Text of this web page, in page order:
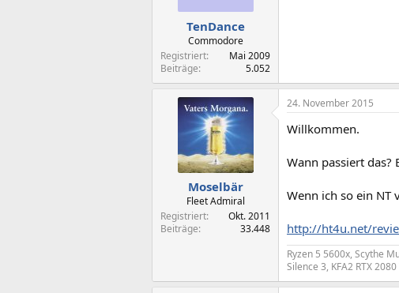
TenDance
Commodore
Registriert
Mai 2009
Beiträge
5.052
Moselbär
Fleet Admiral
Registriert
Okt. 2011
Beiträge
33.448
24. November 2015
Willkommen.
Wann passiert das?
Wenn ich so ein NT
http://ht4u.net/
Ryzen 5 5600x, Scythe
Silence 3, KFA2 RTX